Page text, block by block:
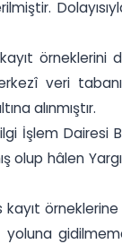
merkezî veri
alınmıştır.
İşlem
olup hâlen
kayıt